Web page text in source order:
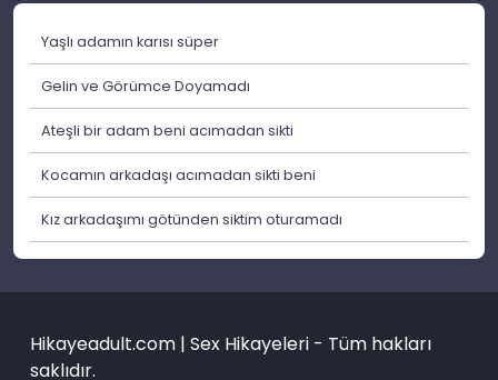
Yaşlı adamın karısı süper
Gelin ve Görümce Doyamadı
Ateşli bir adam beni acımadan sikti
Kocamın arkadaşı acımadan sikti beni
Kız arkadaşımı götünden siktim oturamadı
Hikayeadult.com | Sex Hikayeleri - Tüm hakları
saklıdır.